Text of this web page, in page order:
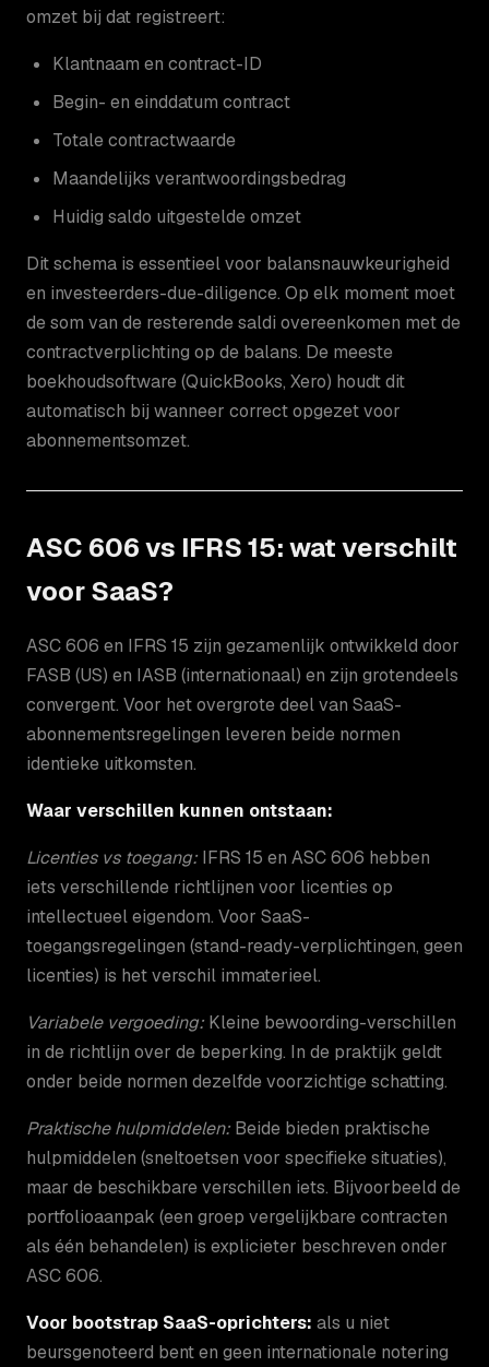
omzet bij dat registreert:
Klantnaam en contract-ID
Begin- en einddatum contract
Totale contractwaarde
Maandelijks verantwoordingsbedrag
Huidig saldo uitgestelde omzet
Dit schema is essentieel voor balansnauwkeurigheid
en investeerders-due-diligence. Op elk moment moet
de som van de resterende saldi overeenkomen met de
contractverplichting op de balans. De meeste
boekhoudsoftware (QuickBooks, Xero) houdt dit
automatisch bij wanneer correct opgezet voor
abonnementsomzet.
ASC 606 vs IFRS 15: wat verschilt
voor SaaS?
ASC 606 en IFRS 15 zijn gezamenlijk ontwikkeld door
FASB (US) en IASB (internationaal) en zijn grotendeels
convergent. Voor het overgrote deel van SaaS-
abonnementsregelingen leveren beide normen
identieke uitkomsten.
Waar verschillen kunnen ontstaan:
Licenties vs toegang: IFRS 15 en ASC 606 hebben
iets verschillende richtlijnen voor licenties op
intellectueel eigendom. Voor SaaS-
toegangsregelingen (stand-ready-verplichtingen, geen
licenties) is het verschil immaterieel.
Variabele vergoeding: Kleine bewoording-verschillen
in de richtlijn over de beperking. In de praktijk geldt
onder beide normen dezelfde voorzichtige schatting.
Praktische hulpmiddelen: Beide bieden praktische
hulpmiddelen (sneltoetsen voor specifieke situaties),
maar de beschikbare verschillen iets. Bijvoorbeeld de
portfolioaanpak (een groep vergelijkbare contracten
als één behandelen) is explicieter beschreven onder
ASC 606.
Voor bootstrap SaaS-oprichters: als u niet
beursgenoteerd bent en geen internationale notering